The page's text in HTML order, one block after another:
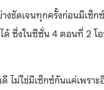
งชัดเจนทุกครั้งก่อนมีเซ็กซ์
ได้ ซึ่งในซีซั่น 4 ตอนที่ 2 โ
ไม่ใช่มีเซ็กซ์กันแค่เพราะ